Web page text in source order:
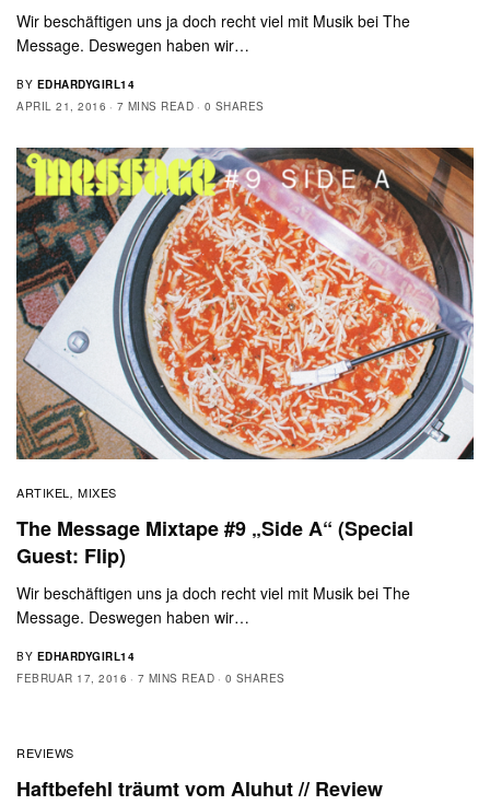
Wir beschäftigen uns ja doch recht viel mit Musik bei The
Message. Deswegen haben wir…
BY EDHARDYGIRL14
APRIL 21, 2016
7 MINS READ 0 SHARES
ARTIKEL , MIXES
The Message Mixtape #9 „Side A“ (Special
Guest: Flip)
Wir beschäftigen uns ja doch recht viel mit Musik bei The
Message. Deswegen haben wir…
BY EDHARDYGIRL14
FEBRUAR 17, 2016
7 MINS READ 0 SHARES
REVIEWS
Haftbefehl träumt vom Aluhut // Review